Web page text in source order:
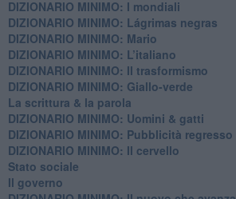
DIZIONARIO MINIMO: ​I mondiali
DIZIONARIO MINIMO: ​Lágrimas negras
DIZIONARIO MINIMO: Mario
DIZIONARIO MINIMO: L’italiano
DIZIONARIO MINIMO: Il trasformismo
DIZIONARIO MINIMO: Giallo-verde
La scrittura & la parola
​DIZIONARIO MINIMO: Uomini & gatti
DIZIONARIO MINIMO: ​Pubblicità regresso
DIZIONARIO MINIMO: Il cervello
Stato sociale
Il governo